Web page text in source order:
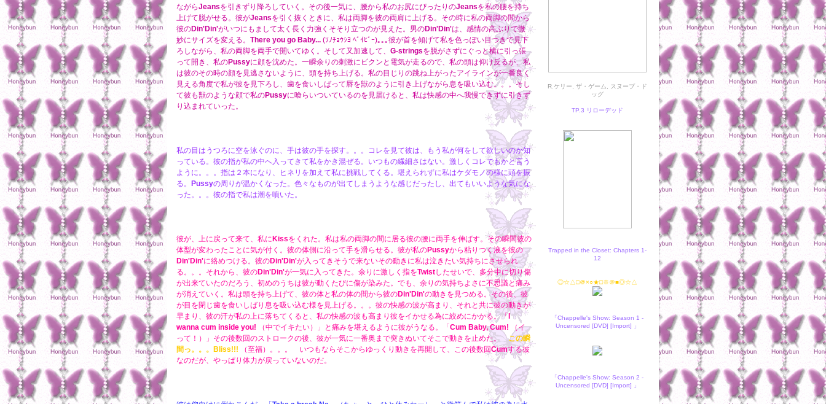
R.ケリー, ザ・ゲーム, スヌープ・ド
ッグ
TP.3 リローデッド
Trapped in the Closet: Chapters 1-
12
◎☆△□＠×○★□※＠■◎☆△
「Chappelle's Show: Season 1 -
Uncensored [DVD] [Import] 」
「Chappelle's Show: Season 2 -
Uncensored [DVD] [Import] 」
ながらJeansを引きずり降ろしていく。その後一気に、腰から私のお尻にぴったりのJeansを私の腰を持ち
上げて脱がせる。彼がJeansを引く抜くときに、私は両脚を彼の両肩に上げる。その時に私の両脚の間から
彼のDin'Din'がいつにもまして太く長く力強くそそり立つのが見えた。男のDin'Din'は、感情の高ぶりで微
妙にサイズを変える。 There you go Baby... (ｿﾉﾁｮｳｼﾖ ﾍﾞｲﾋﾞｰ)｡｡｡彼が首を傾げて私を色っぽい目つきで見下
ろしながら、私の両脚を両手で開いてゆく。そして又加速して、 G-stringsを脱がさずにぐっと横に引っ張
って開き、私のPussyに顔を沈めた。一瞬余りの刺激にビクンと電気が走るので、私の頭は仰け反るが、私
は彼のその時の顔を見逃さないように、頭を持ち上げる。私の目じりの跳ね上がったアイラインが一番良く
見える角度で私が彼を見下ろし、歯を食いしばって唇を獣のように引き上げながら息を吸い込む。。。そし
て彼も獣のような顔で私のPussyに喰らいついているのを見届けると、私は快感の中へ我慢できずに引きず
り込まれていった。
私の目はうつろに空を泳ぐのに、手は彼の手を探す。。。コレを見て彼は、もう私が何をして欲しいのか知
っている。彼の指が私の中へ入ってきて私をかき混ぜる。いつもの繊細さはない。激しくコレでもかと言う
ように。。。指は２本になり、ヒネリを加えて私に挑戦してくる。堪えられずに私はケダモノの様に頭を振
る。
Pussyの周りが温かくなった。色々なものが出てしまうような感じだったし、出てもいいような気にな
った。。。彼の指で私は潮を噴いた。
彼が、上に戻って来て、私に Kissをくれた。私は私の両脚の間に居る彼の腰に両手を伸ばす。その瞬間彼の
体型が変わったことに気が付く。彼の体側に沿って手を滑らせる。彼が私のPussyから粘りつく液を彼の
Din'Din'に絡めつける。彼のDin'Din'が入ってきそうで来ないその動きに私は泣きたい気持ちにさせられ
る。。。それから、彼のDin'Din'が一気に入ってきた。余りに激しく指をTwistしたせいで、多分中に切り傷
が出来ていたのだろう、初めのうちは彼が動くたびに傷が染みた。でも、余りの気持ちよさに不思議と痛み
が消えていく。私は頭を持ち上げて、彼の体と私の体の間から彼のDin'Din'の動きを見つめる。その後、彼
が目を閉じ歯を食いしばり息を吸い込む様を見上げる。。。彼の快感の波が高まり、それと共に彼の動きが
早まり、彼の汗が私の上に落ちてくると、私の快感の波も高まり彼をイかせる為に絞めにかかる。「
wanna cum inside you! （中でイキたい）」と痛みを堪えるように彼がうなる。「 Cum Baby, Cum! （イ
って！）」その後数回のストロークの後、彼が一気に一番奥まで突きぬいてそこで動きを止めた。この瞬
間っ。。。Bliss!!!
（至福）。。。 いつもならそこからゆっくり動きを再開して、この後数回Cumする彼
なのだが、やっぱり体力が戻っていないのだ。